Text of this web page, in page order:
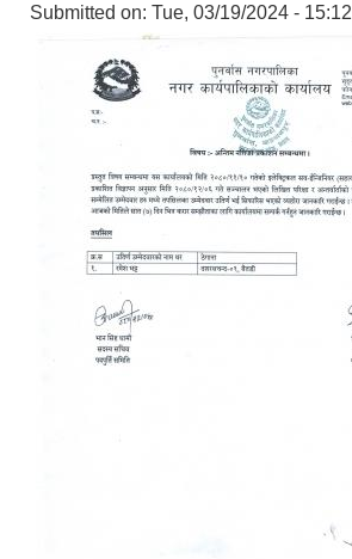
Submitted on: Tue, 03/19/2024 - 15:12